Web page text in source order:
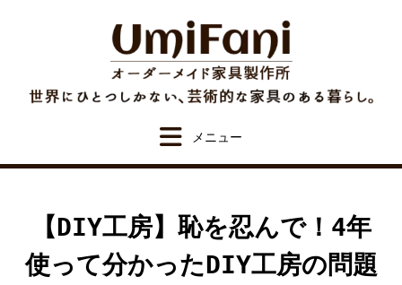
【DIY工房】恥を忍んで！4年
使って分かったDIY工房の問題